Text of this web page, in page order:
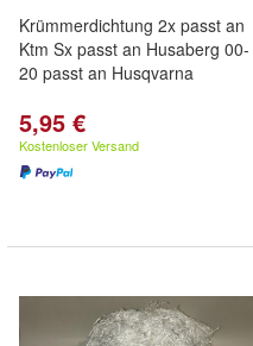
Krümmerdichtung 2x passt an
Ktm Sx passt an Husaberg 00-
20 passt an Husqvarna
5,95 €
Kostenloser Versand